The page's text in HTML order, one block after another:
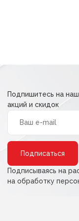
Подпишитесь на
акций и скидок
Подписываясь на
на обработку